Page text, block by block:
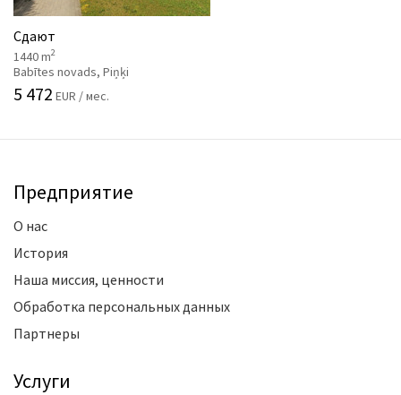
Сдают
1440 m2
Babītes novads, Piņķi
5 472 EUR / мес.
Предприятие
О нас
История
Наша миссия, ценности
Обработка персональных данных
Партнеры
Услуги